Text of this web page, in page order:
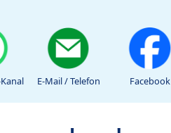
E-Mail / Telefon Facebook